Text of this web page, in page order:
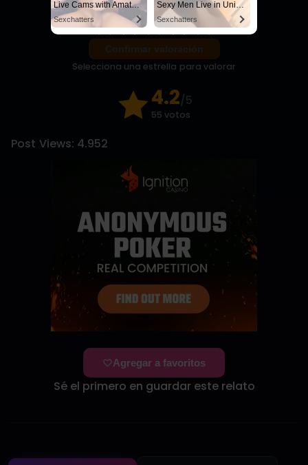
Selecciona una estrella para valorar
4.2/5
55 votos
Post Views: 4.952
Agregar a favoritos
Sé el primero en guardar este relato
Live Cams with Amateur Men
Sexchatters
Sexy Men Live in United States
Sexchatters